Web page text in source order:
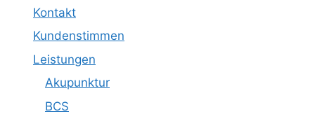
Kontakt
Kundenstimmen
Leistungen
Akupunktur
BCS